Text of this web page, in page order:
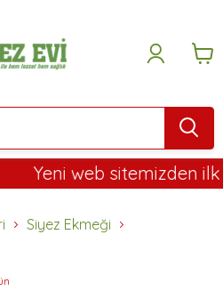
Yeni web sitemizden ilk
Siyez Ekmeği